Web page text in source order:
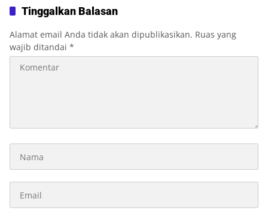
Diperkuat
Tinggalkan Balasan
Alamat email Anda tidak akan dipublikasikan. Ruas yang
wajib ditandai *